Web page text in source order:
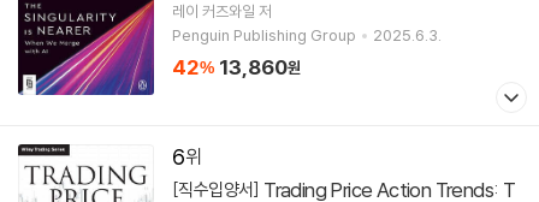
레이 커즈와일 저
Penguin Publishing Group
2025.6.3.
42% 13,860원
6
[직수입양서]